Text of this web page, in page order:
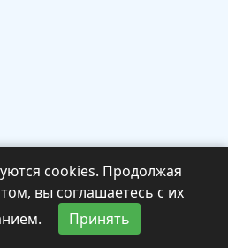
cookies. Продолжая
вы соглашаетесь с их
Принять